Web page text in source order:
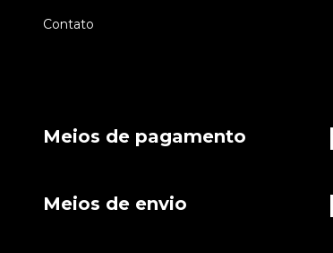
Contato
Meios de pagamento
Meios de envio